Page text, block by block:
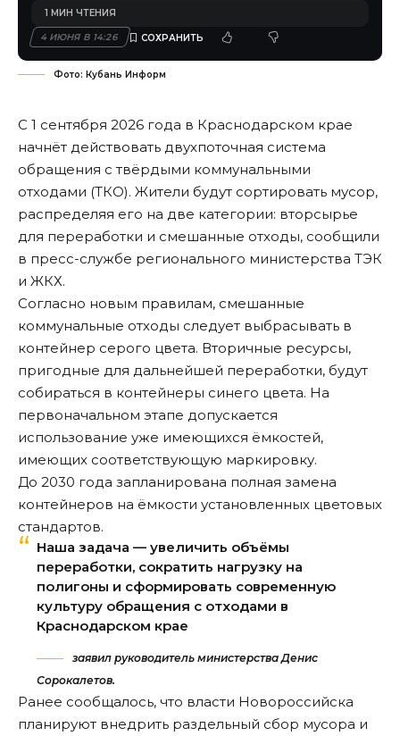
4 ИЮНЯ В 14:26
1 МИН ЧТЕНИЯ
Фото: Кубань Информ
С 1 сентября 2026 года в Краснодарском крае
начнёт действовать двухпоточная система
обращения с твёрдыми коммунальными
отходами (ТКО). Жители будут сортировать мусор,
распределяя его на две категории: вторсырье
для переработки и смешанные отходы, сообщили
в пресс-службе регионального министерства ТЭК
и ЖКХ.
Согласно новым правилам, смешанные
коммунальные отходы следует выбрасывать в
контейнер серого цвета. Вторичные ресурсы,
пригодные для дальнейшей переработки, будут
собираться в контейнеры синего цвета. На
первоначальном этапе допускается
использование уже имеющихся ёмкостей,
имеющих соответствующую маркировку.
До 2030 года запланирована полная замена
контейнеров на ёмкости установленных цветовых
стандартов.
Наша задача — увеличить объёмы
переработки, сократить нагрузку на
полигоны и сформировать современную
культуру обращения с отходами в
Краснодарском крае
заявил руководитель министерства Денис
Сорокалетов.
Ранее сообщалось, что власти Новороссийска
планируют внедрить раздельный сбор мусора и